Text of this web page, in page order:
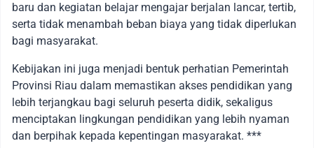
baru dan kegiatan belajar mengajar berjalan lancar, tertib,
serta tidak menambah beban biaya yang tidak diperlukan
bagi masyarakat.
Kebijakan ini juga menjadi bentuk perhatian Pemerintah
Provinsi Riau dalam memastikan akses pendidikan yang
lebih terjangkau bagi seluruh peserta didik, sekaligus
menciptakan lingkungan pendidikan yang lebih nyaman
dan berpihak kepada kepentingan masyarakat. ***